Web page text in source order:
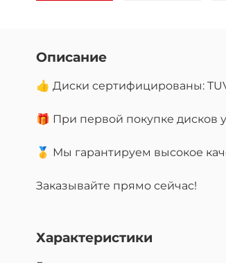
Описание
👍 Диски сертифицированы:
🎁 При первой покупке
🥇 Мы гарантируем высокое
Заказывайте прямо сейчас!
Характеристики